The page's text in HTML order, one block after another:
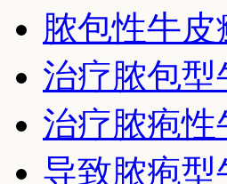
脓包性牛
治疗脓包
治疗脓疱
导致脓疱型